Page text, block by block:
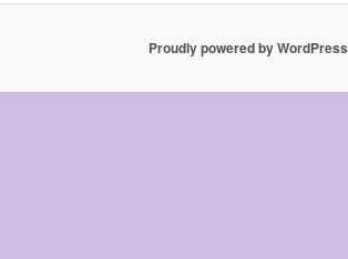
Proudly powered by WordPress